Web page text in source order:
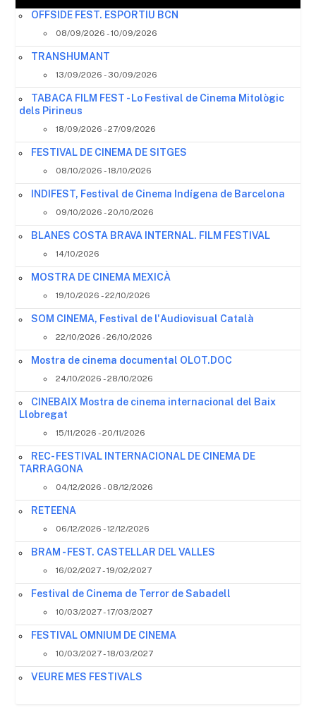
OFFSIDE FEST. ESPORTIU BCN
08/09/2026 - 10/09/2026
TRANSHUMANT
13/09/2026 - 30/09/2026
TABACA FILM FEST - Lo Festival de Cinema Mitològic
dels Pirineus
18/09/2026 - 27/09/2026
FESTIVAL DE CINEMA DE SITGES
08/10/2026 - 18/10/2026
INDIFEST, Festival de Cinema Indígena de Barcelona
09/10/2026 - 20/10/2026
BLANES COSTA BRAVA INTERNAL. FILM FESTIVAL
14/10/2026
MOSTRA DE CINEMA MEXICÀ
19/10/2026 - 22/10/2026
SOM CINEMA, Festival de l'Audiovisual Català
22/10/2026 - 26/10/2026
Mostra de cinema documental OLOT.DOC
24/10/2026 - 28/10/2026
CINEBAIX Mostra de cinema internacional del Baix
Llobregat
15/11/2026 - 20/11/2026
REC- FESTIVAL INTERNACIONAL DE CINEMA DE
TARRAGONA
04/12/2026 - 08/12/2026
RETEENA
06/12/2026 - 12/12/2026
BRAM - FEST. CASTELLAR DEL VALLES
16/02/2027 - 19/02/2027
Festival de Cinema de Terror de Sabadell
10/03/2027 - 17/03/2027
FESTIVAL OMNIUM DE CINEMA
10/03/2027 - 18/03/2027
VEURE MES FESTIVALS